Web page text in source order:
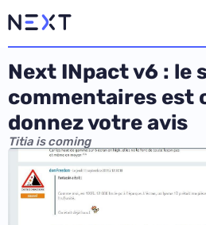
Next INpact v6 : le
commentaires est
donnez votre avis
Titia is coming